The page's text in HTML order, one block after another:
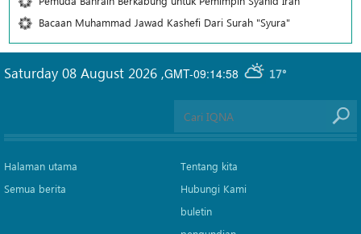
Bacaan Muhammad Jawad Kashefi Dari Surah "Syura"
GMT-09:14:58 17°
Saturday 08 August 2026 ,
Halaman utama
Semua berita
Tentang kita
Hubungi Kami
buletin